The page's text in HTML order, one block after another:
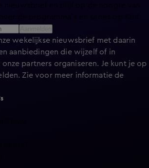
wekelijkse nieuwsbrief met daarin
aanbiedingen die wijzelf of in
partners organiseren. Je kunt je op
Zie voor meer informatie de